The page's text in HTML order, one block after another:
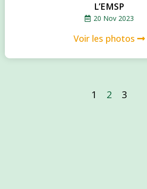
L’EMSP
20 Nov 2023
Voir les photos
1 2 3